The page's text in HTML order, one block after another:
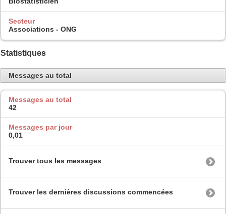
Secteur
Associations - ONG
Statistiques
Messages au total
Messages au total
42
Messages par jour
0,01
Trouver tous les messages
Trouver les dernières discussions commencées